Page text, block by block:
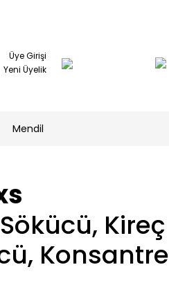
Üye Girişi
Yeni Üyelik
Mendil
Kireç
Konsantre